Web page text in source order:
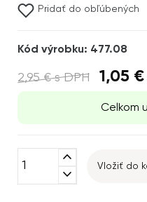
Pridať do obľúbených
Kód výrobku: 477.08
2,95 €s DPH 1,05 €
Celkom
expand_less
expand_more
Vložiť do